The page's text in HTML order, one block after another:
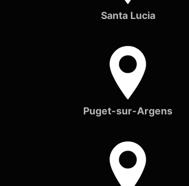
Santa Lucia
Puget-sur-Argens